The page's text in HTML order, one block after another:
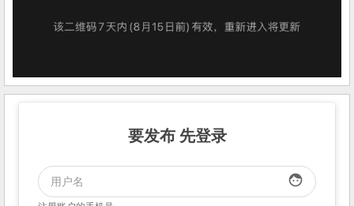
要发布 先登录
face